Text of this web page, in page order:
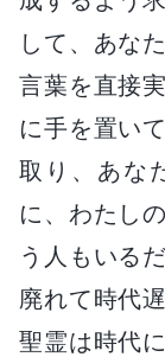
して、あな
言葉を直接
に手を置い
取り、あな
に、わたし
う人もいる
廃れて時代
聖霊は時代